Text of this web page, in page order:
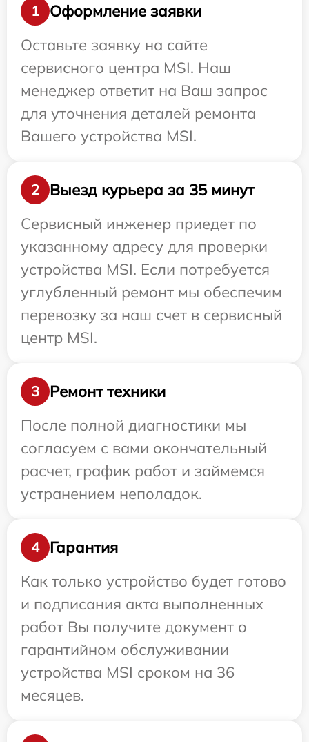
1
Оформление заявки
Оставьте заявку на сайте
сервисного центра MSI. Наш
менеджер ответит на Ваш запрос
для уточнения деталей ремонта
Вашего устройства MSI.
2
Выезд курьера за 35 минут
Сервисный инженер приедет по
указанному адресу для проверки
устройства MSI. Если потребуется
углубленный ремонт мы обеспечим
перевозку за наш счет в сервисный
центр MSI.
3
Ремонт техники
После полной диагностики мы
согласуем с вами окончательный
расчет, график работ и займемся
устранением неполадок.
4
Гарантия
Как только устройство будет готово
и подписания акта выполненных
работ Вы получите документ о
гарантийном обслуживании
устройства MSI сроком на 36
месяцев.